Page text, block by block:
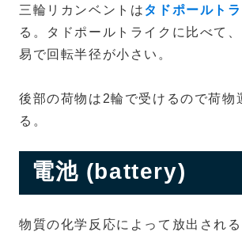
三輪リカンベントはタドポールト
る。タドポールトライクに比べて
易で回転半径が小さい。
後部の荷物は2輪で受けるので荷物
る。
電池 (battery)
物質の化学反応によって放出され